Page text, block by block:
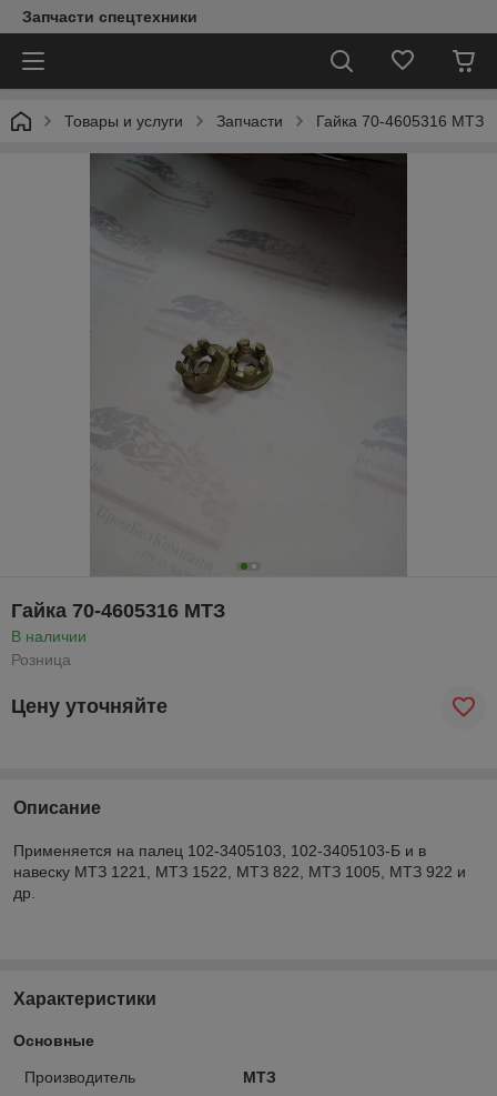
Запчасти спецтехники
Товары и услуги Запчасти Гайка 70-4605316 МТЗ
Гайка 70-4605316 МТЗ
В наличии
Розница
Цену уточняйте
Описание
Применяется на палец 102-3405103, 102-3405103-Б и в
навеску МТЗ 1221, МТЗ 1522, МТЗ 822, МТЗ 1005, МТЗ 922 и
др.
Характеристики
Основные
Производитель МТЗ